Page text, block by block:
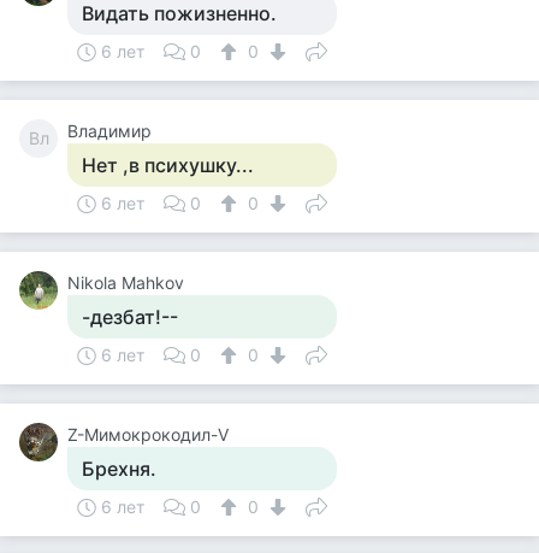
Видать пожизненно.
6 лет 0 0
Вл Владимир
Нет ,в психушку...
6 лет 0 0
Nikola Mahkov
-дезбат!--
6 лет 0 0
Z-Мимокрокодил-V
Брехня.
6 лет 0 0